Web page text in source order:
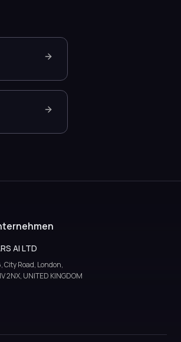
AI LTD
City Road, London,
2NX, UNITED KINGDOM